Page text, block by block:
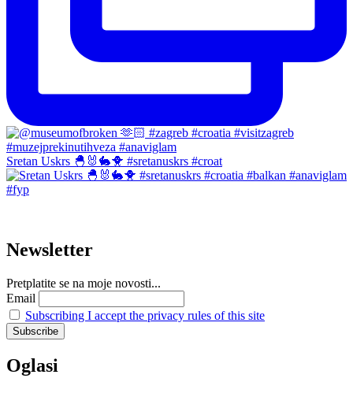
Sretan Uskrs 🐣🐰🐇🐥 #sretanuskrs #croat
Newsletter
Pretplatite se na moje novosti...
Email
Subscribing I accept the privacy rules of this site
Oglasi